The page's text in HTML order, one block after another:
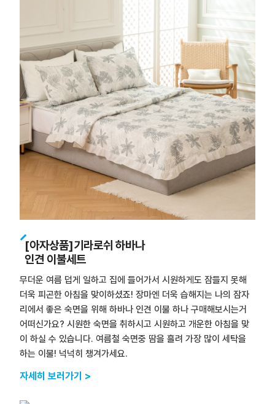
[아자상품]기라로쉬 하바나
인견 이불세트
무더운 여름 덥게 일하고 집에 들어가서 시원하게도 잠들지 못해
더욱 피곤한 아침을 맞이하셨죠! 장마엔 더욱 습해지는 나의 잠자
리에서 좋은 숙면을 위해 하바나 인견 이불 하나 구매해보시는거
어떠신가요? 시원한 숙면을 취하시고 시원하고 개운한 아침을 맞
이 하실 수 있습니다. 여름철 숙면중 땀을 흘려 가장 많이 세탁을
하는 이불! 넉넉히 챙겨가세요.
자세히 보러가기 >